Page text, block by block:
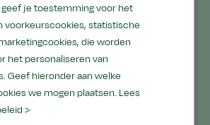
en innovatieprogramma
de Europese Unie onder
nr. 101000681.
je toestemming voor het
voorkeurscookies, statistische
die worden
het personaliseren van
Geef hieronder aan welke
we mogen plaatsen. Lees
>